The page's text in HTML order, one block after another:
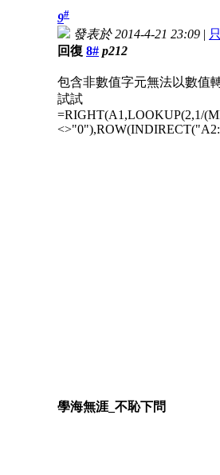
9#
發表於 2014-4-21 23:09 |
回復 8# p212
包含非數值字元無法以數值
試試
=RIGHT(A1,LOOKUP(2,1/
學海無涯_不恥下問